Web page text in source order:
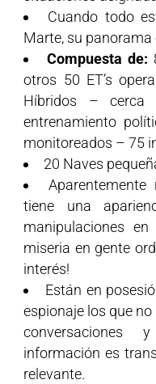
Cuando todo
Marte, su
Compuesta de:
otros 50 ET’s
Híbridos – cerca
entrenamiento
monitoreados – 75
20 Naves
tiene una
manipulaciones
miseria en gente
interés!
Están en
espionaje los que
conversaciones
información es
relevante.